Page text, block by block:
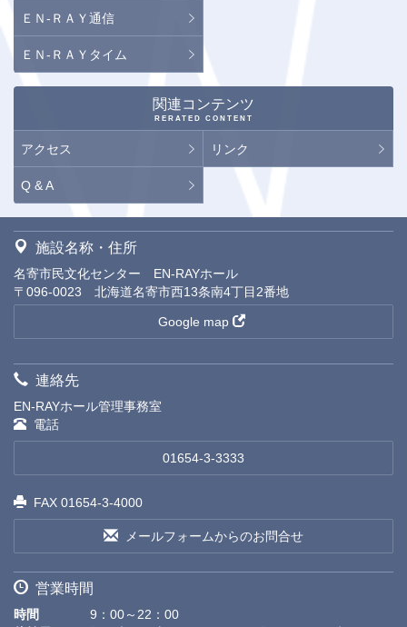
ＥＮ-ＲＡＹ通信
ＥＮ-ＲＡＹタイム
関連コンテンツ
RERATED CONTENT
アクセス リンク
Q & A
施設名称・住所
名寄市民文化センター EN-RAYホール
〒096-0023 北海道名寄市西13条南4丁目2番地
Google map
連絡先
EN-RAYホール管理事務室
電話
01654-3-3333
FAX 01654-3-4000
メールフォームからのお問合せ
営業時間
時間
9：00～22：00